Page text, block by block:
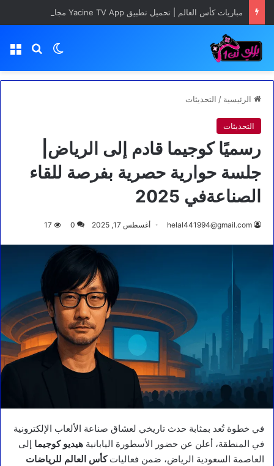
مباريات كأس العالم | تحميل تطبيق Yacine TV App مجانا
بحثالوضع
الرئيسية / التحديثات
التحديثات
رسميًا كوجيما قادم إلى الرياض|
جلسة حوارية حصرية بفرصة للقاء
الصناعةفي 2025
helal441994@gmail.com أغسطس 17, 2025 0
17
في خطوة تُعد بمثابة حدث تاريخي لعشاق صناعة الألعاب الإلكترونية
في المنطقة، أعلن عن حضور الأسطورة اليابانية هيديو كوجيما إلى
العاصمة السعودية الرياض، ضمن فعالياتكأس العالم للرياضات